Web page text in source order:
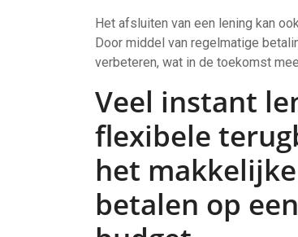
Het afsluiten van een lening kan
Door middel van regelmatige
verbeteren, wat in de toekomst
Veel instant
flexibele
het
betalen op